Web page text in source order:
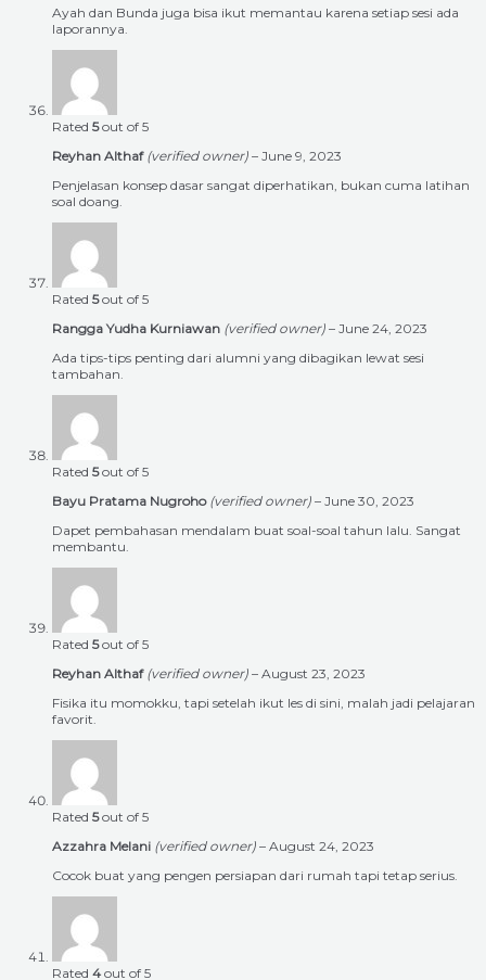
Ayah dan Bunda juga bisa ikut memantau karena setiap sesi ada
laporannya.
Rated 5out of 5
Reyhan Althaf (verified owner) – June 9, 2023
Penjelasan konsep dasar sangat diperhatikan, bukan cuma latihan
soal doang.
Rated 5out of 5
Rangga Yudha Kurniawan (verified owner) – June 24, 2023
Ada tips-tips penting dari alumni yang dibagikan lewat sesi
tambahan.
Rated 5out of 5
Bayu Pratama Nugroho (verified owner) – June 30, 2023
Dapet pembahasan mendalam buat soal-soal tahun lalu. Sangat
membantu.
Rated 5out of 5
Reyhan Althaf (verified owner) – August 23, 2023
Fisika itu momokku, tapi setelah ikut les di sini, malah jadi pelajaran
favorit.
Rated 5out of 5
Azzahra Melani (verified owner) – August 24, 2023
Cocok buat yang pengen persiapan dari rumah tapi tetap serius.
Rated 4 out of 5